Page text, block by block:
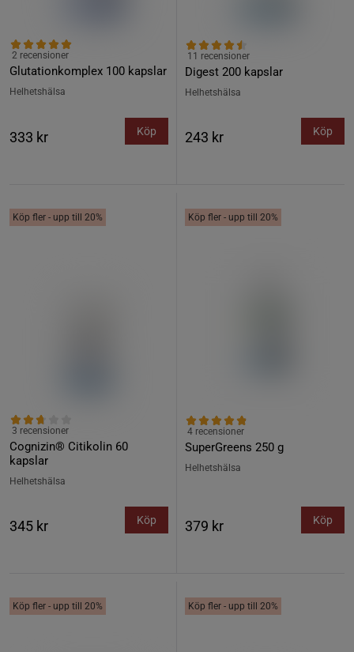
Glutationkomplex 100 kapslar
2 recensioner
Helhetshälsa
333 kr Köp
Digest 200 kapslar
11 recensioner
Helhetshälsa
243 kr Köp
Köp fler - upp till 20%
Cognizin® Citikolin 60
kapslar
3 recensioner
Helhetshälsa
345 kr Köp
Köp fler - upp till 20%
SuperGreens 250 g
4 recensioner
Helhetshälsa
379 kr Köp
Köp fler - upp till 20% Köp fler - upp till 20%